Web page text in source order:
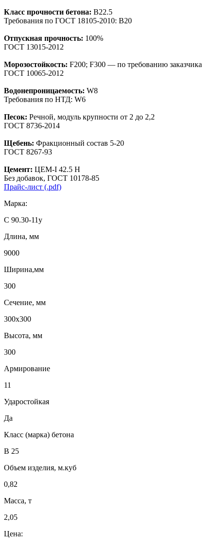
Класс прочности бетона: B22.5
Требования по ГОСТ 18105-2010: B20
Отпускная прочность: 100%
ГОСТ 13015-2012
Морозостойкость: F200; F300 — по требованию заказчика
ГОСТ 10065-2012
Водонепроницаемость: W8
Требования по НТД: W6
Песок: Речной, модуль крупности от 2 до 2,2
ГОСТ 8736-2014
Щебень: Фракционный состав 5-20
ГОСТ 8267-93
Цемент: ЦЕМ-I 42.5 Н
Без добавок, ГОСТ 10178-85
Прайс-лист (.pdf)
Марка:
С 90.30-11у
Длина, мм
9000
Ширина,мм
300
Сечение, мм
300х300
Высота, мм
300
Армирование
11
Ударостойкая
Да
Класс (марка) бетона
В 25
Объем изделия, м.куб
0,82
Масса, т
2,05
Цена: